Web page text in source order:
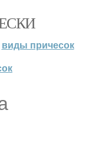
виды причесок